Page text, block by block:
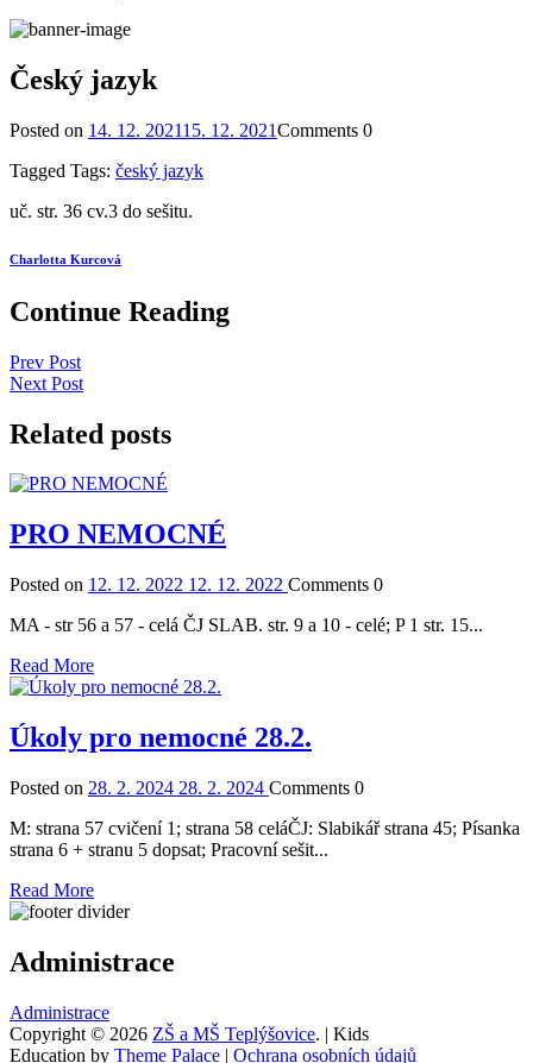
Český jazyk
Posted on 14. 12. 202115. 12. 2021Comments 0
Tagged Tags: český jazyk
uč. str. 36 cv.3 do sešitu.
Charlotta Kurcová
Continue Reading
Prev Post
Next Post
Related posts
PRO NEMOCNÉ
Posted on 12. 12. 2022 12. 12. 2022 Comments 0
MA - str 56 a 57 - celá ČJ SLAB. str. 9 a 10 - celé; P 1 str. 15...
Read More
Úkoly pro nemocné 28.2.
Posted on 28. 2. 2024 28. 2. 2024 Comments 0
M: strana 57 cvičení 1; strana 58 celáČJ: Slabikář strana 45; Písanka
strana 6 + stranu 5 dopsat; Pracovní sešit...
Read More
Administrace
Administrace
Copyright © 2026 ZŠ a MŠ Teplýšovice. | Kids
Education by Theme Palace | Ochrana osobních údajů